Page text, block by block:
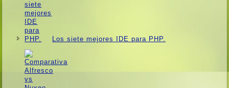
Los siete mejores IDE para PHP.